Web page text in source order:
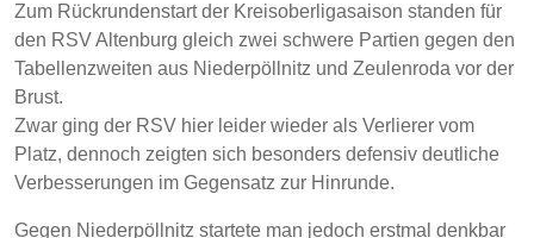
Zum Rückrundenstart der Kreisoberligasaison standen für
den RSV Altenburg gleich zwei schwere Partien gegen den
Tabellenzweiten aus Niederpöllnitz und Zeulenroda vor der
Brust.
Zwar ging der RSV hier leider wieder als Verlierer vom
Platz, dennoch zeigten sich besonders defensiv deutliche
Verbesserungen im Gegensatz zur Hinrunde.
Gegen Niederpöllnitz startete man jedoch erstmal denkbar